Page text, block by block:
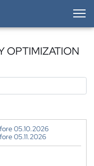
OPTIMIZATION
05.10.2026
05.11.2026